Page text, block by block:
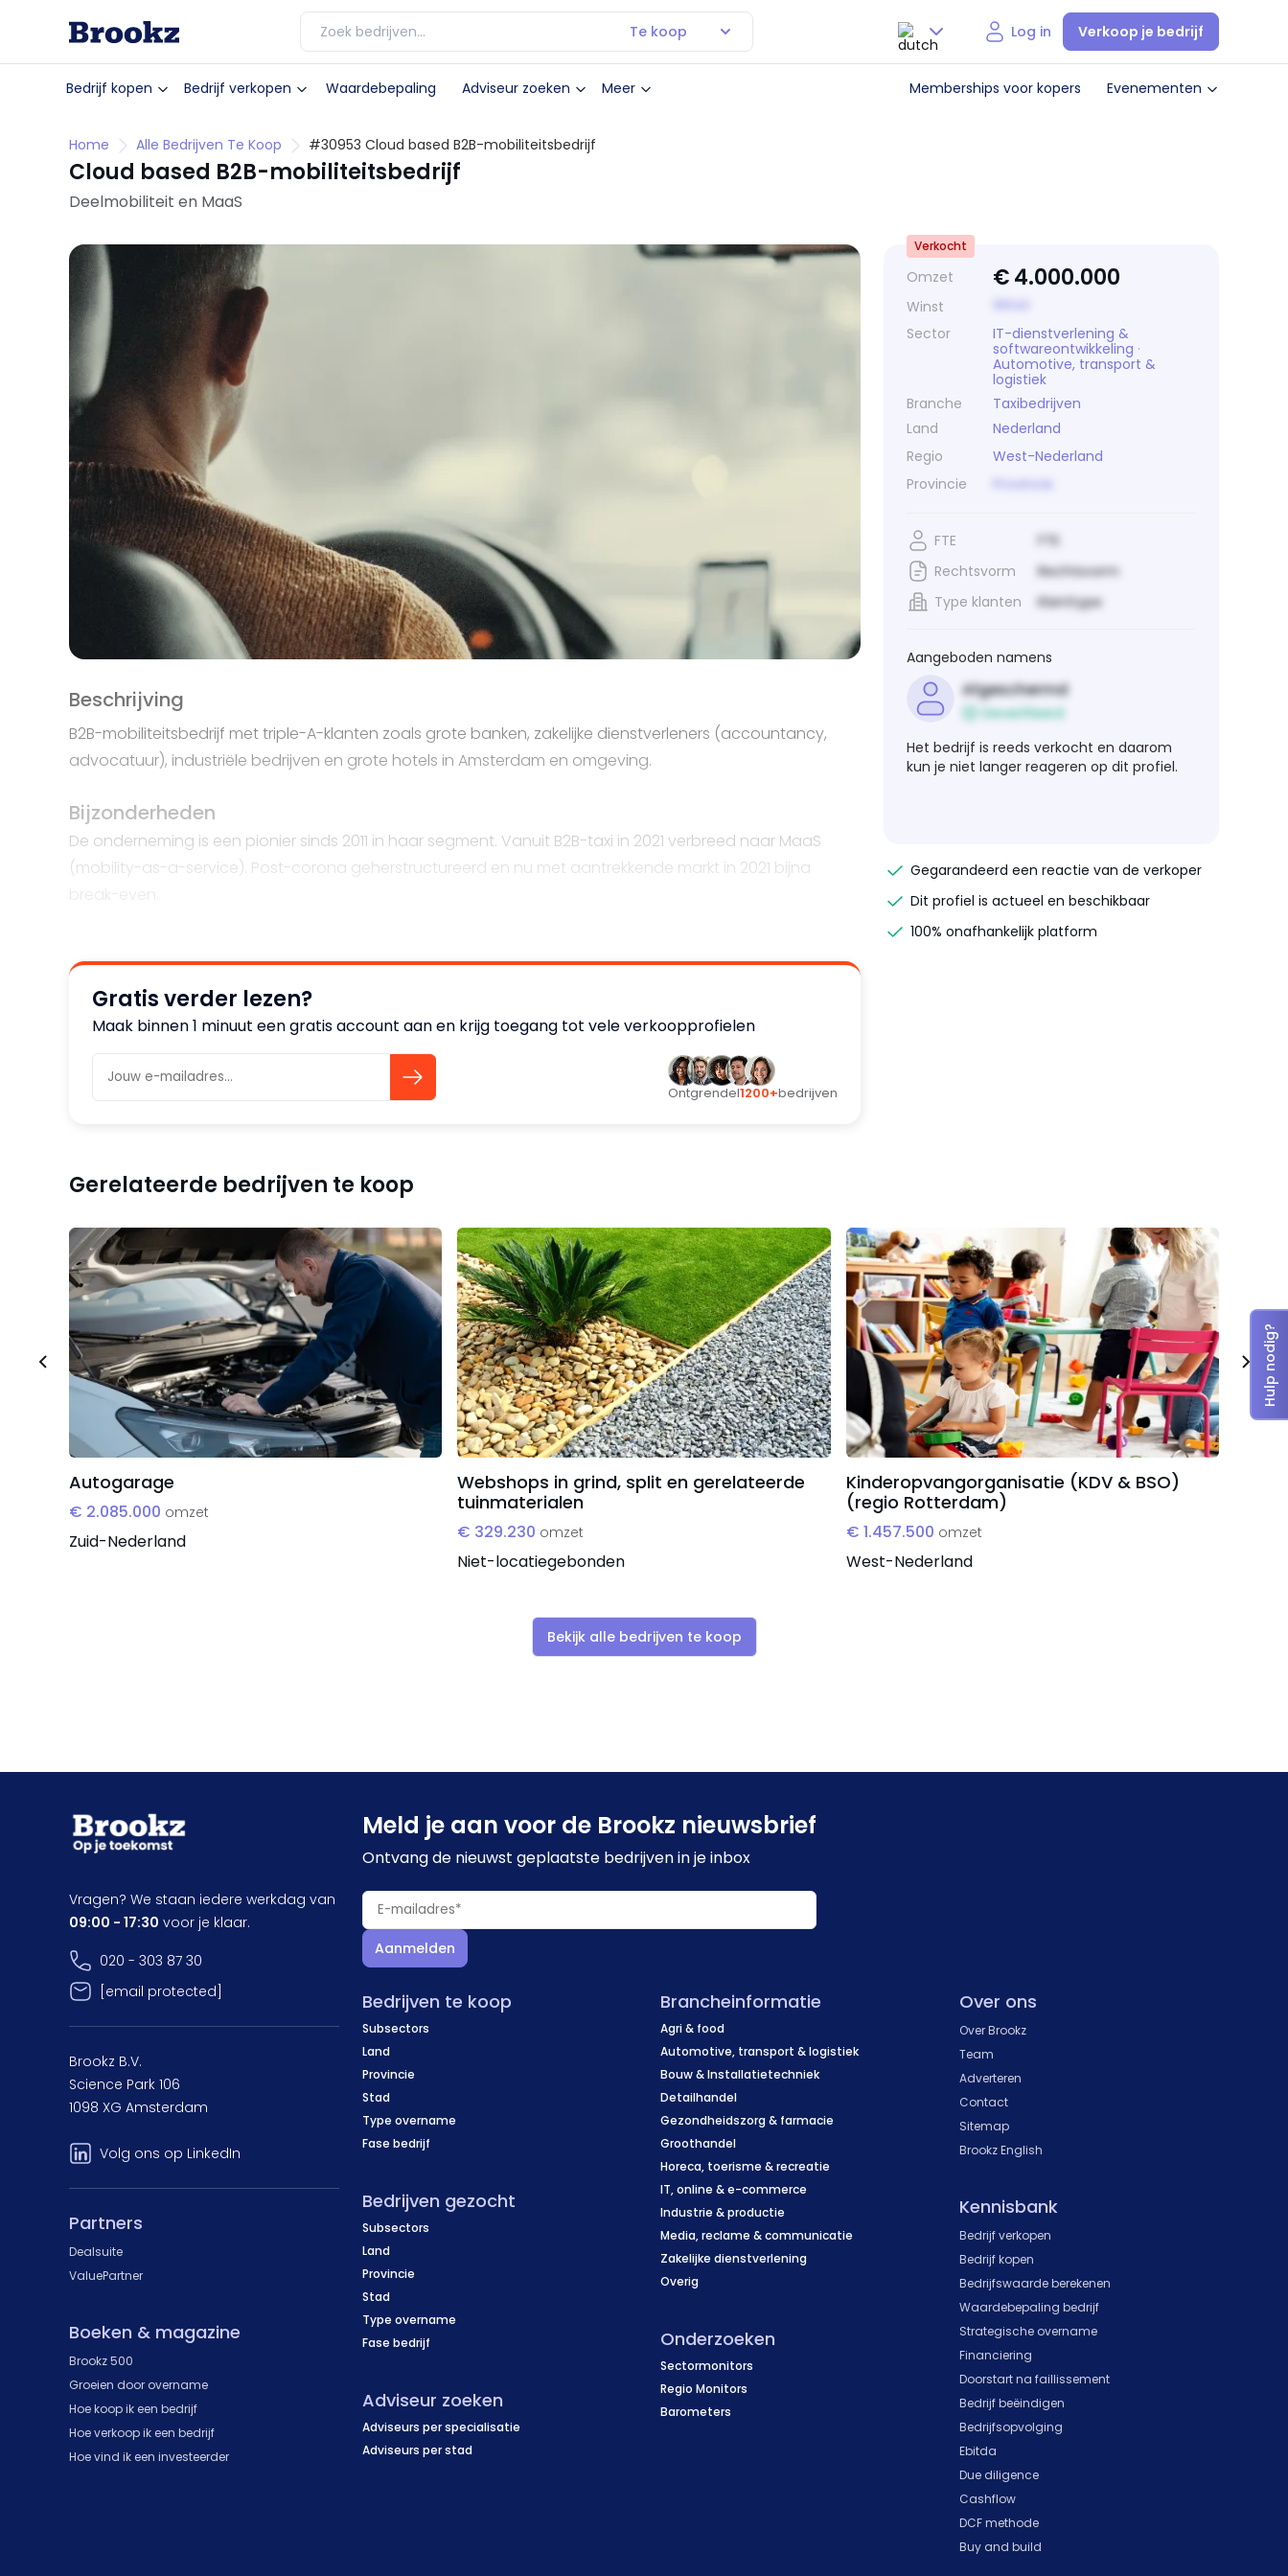
Te koop
Nederlands
Log in Verkoop je bedrijf
Bedrijf kopen Bedrijf verkopen Waardebepaling Adviseur zoeken Meer Memberships voor kopers Evenementen
Home Alle Bedrijven Te Koop #30953 Cloud based B2B-mobiliteitsbedrijf
Cloud based B2B-mobiliteitsbedrijf
Deelmobiliteit en MaaS
Beschrijving
B2B-mobiliteitsbedrijf met triple-A-klanten zoals grote banken, zakelijke dienstverleners (accountancy,
advocatuur), industriële bedrijven en grote hotels in Amsterdam en omgeving.
Bijzonderheden
De onderneming is een pionier sinds 2011 in haar segment. Vanuit B2B-taxi in 2021 verbreed naar MaaS
(mobility-as-a-service). Post-corona geherstructureerd en nu met aantrekkende markt in 2021 bijna
Gratis verder lezen?
Maak binnen 1 minuut een gratis account aan en krijg toegang tot vele verkoopprofielen
Ontgrendel1200+bedrijven
Omzet €4.000.000
Winst
Sector
IT-dienstverlening &
softwareontwikkeling ·
Automotive, transport &
logistiek
Branche
Taxibedrijven
Land
Nederland
Regio
West-Nederland
Provincie
Verkocht
FTE
FTE
Rechtsvorm
Rechtsvorm
Type klanten
Klanttype
Aangeboden namens
Afgeschermd
Geverifieerd
Het bedrijf is reeds verkocht en daarom
kun je niet langer reageren op dit profiel.
Gegarandeerd een reactie van de verkoper
Dit profiel is actueel en beschikbaar
100% onafhankelijk platform
Gerelateerde bedrijven te koop
Autogarage
€ 2.085.000 omzet
Zuid-Nederland
Webshops in grind, split en gerelateerde
tuinmaterialen
€ 329.230 omzet
Niet-locatiegebonden
Kinderopvangorganisatie (KDV & BSO)
(regio Rotterdam)
€ 1.457.500 omzet
West-Nederland
Bekijk alle bedrijven te koop
Meld je aan voor de Brookz nieuwsbrief
Ontvang de nieuwst geplaatste bedrijven in je inbox
Aanmelden
Bedrijven te koop
Subsectors
Land
Provincie
Stad
Type overname
Fase bedrijf
Bedrijven gezocht
Subsectors
Land
Provincie
Stad
Type overname
Fase bedrijf
Adviseur zoeken
Adviseurs per specialisatie
Adviseurs per stad
Brancheinformatie
Agri & food
Automotive, transport & logistiek
Bouw & Installatietechniek
Detailhandel
Gezondheidszorg & farmacie
Groothandel
Horeca, toerisme & recreatie
IT, online & e-commerce
Industrie & productie
Media, reclame & communicatie
Zakelijke dienstverlening
Overig
Onderzoeken
Sectormonitors
Regio Monitors
Barometers
Over ons
Over Brookz
Team
Adverteren
Contact
Sitemap
Brookz English
Kennisbank
Bedrijf verkopen
Bedrijf kopen
Bedrijfswaarde berekenen
Waardebepaling bedrijf
Strategische overname
Financiering
Doorstart na faillissement
Bedrijf beëindigen
Bedrijfsopvolging
Ebitda
Due diligence
Cashflow
DCF methode
Buy and build
Vragen? We staan iedere werkdag van
09:00 - 17:30 voor je klaar.
020 - 303 87 30
[email protected]
Brookz B.V.
Science Park 106
1098 XG Amsterdam
Volg ons op LinkedIn
Partners
Dealsuite
ValuePartner
Boeken & magazine
Brookz 500
Groeien door overname
Hoe koop ik een bedrijf
Hoe verkoop ik een bedrijf
Hoe vind ik een investeerder
Hulp nodig?